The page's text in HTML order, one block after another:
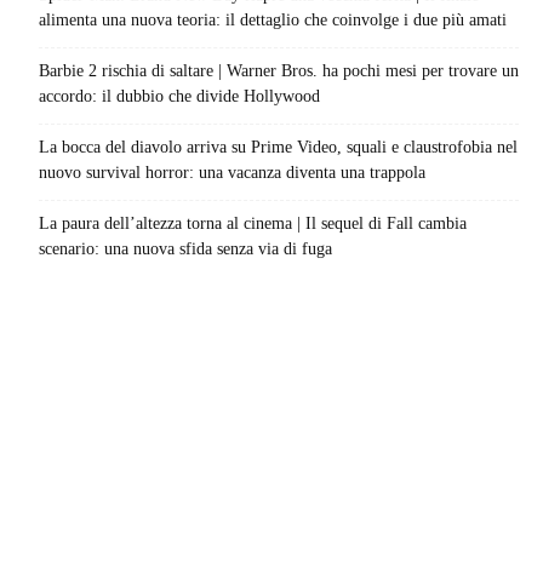
alimenta una nuova teoria: il dettaglio che coinvolge i due più amati
Barbie 2 rischia di saltare | Warner Bros. ha pochi mesi per trovare un
accordo: il dubbio che divide Hollywood
La bocca del diavolo arriva su Prime Video, squali e claustrofobia nel
nuovo survival horror: una vacanza diventa una trappola
La paura dell’altezza torna al cinema | Il sequel di Fall cambia
scenario: una nuova sfida senza via di fuga